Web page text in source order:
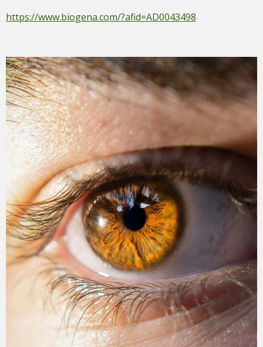
https://www.biogena.com/?afid=AD0043498